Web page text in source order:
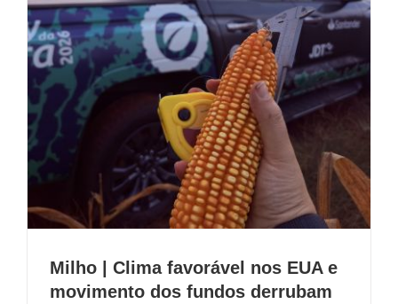
Milho | Clima favorável nos EUA e
movimento dos fundos derrubam